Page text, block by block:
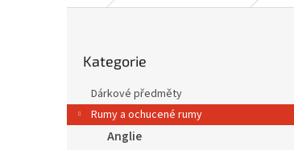
a
n
kategorie
Kategorie
Dárkové předměty
Rumy a ochucené rumy
Anglie